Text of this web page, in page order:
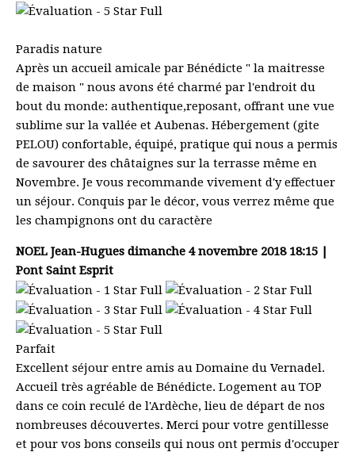
Paradis nature
Après un accueil amicale par Bénédicte " la maitresse
de maison " nous avons été charmé par l'endroit du
bout du monde: authentique,reposant, offrant une vue
sublime sur la vallée et Aubenas. Hébergement (gite
PELOU) confortable, équipé, pratique qui nous a permis
de savourer des châtaignes sur la terrasse même en
Novembre. Je vous recommande vivement d'y effectuer
un séjour. Conquis par le décor, vous verrez même que
les champignons ont du caractère
NOEL Jean-Hugues dimanche 4 novembre 2018 18:15 |
Pont Saint Esprit
Parfait
Excellent séjour entre amis au Domaine du Vernadel.
Accueil très agréable de Bénédicte. Logement au TOP
dans ce coin reculé de l'Ardèche, lieu de départ de nos
nombreuses découvertes. Merci pour votre gentillesse
et pour vos bons conseils qui nous ont permis d'occuper